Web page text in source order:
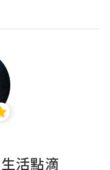
活點滴